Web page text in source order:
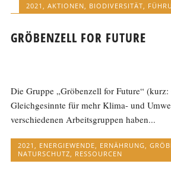
2021 , AKTIONEN, BIODIVERSITÄT,
GRÖBENZELL FOR FUTURE
Die Gruppe „Gröbenzell for Future“
Gleichgesinnte für mehr Klima- und
verschiedenen Arbeitsgruppen haben...
2021 ENERGIEWENDE ERNÄHRUNG ,
NATURSCHUTZ
RESSOURCEN